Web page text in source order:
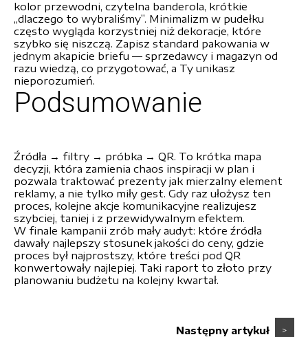
kolor przewodni, czytelna banderola, krótkie
„dlaczego to wybraliśmy”. Minimalizm w pudełku
często wygląda korzystniej niż dekoracje, które
szybko się niszczą. Zapisz standard pakowania w
jednym akapicie briefu — sprzedawcy i magazyn od
razu wiedzą, co przygotować, a Ty unikasz
nieporozumień.
Podsumowanie
Źródła → filtry → próbka → QR. To krótka mapa
decyzji, która zamienia chaos inspiracji w plan i
pozwala traktować prezenty jak mierzalny element
reklamy, a nie tylko miły gest. Gdy raz ułożysz ten
proces, kolejne akcje komunikacyjne realizujesz
szybciej, taniej i z przewidywalnym efektem.
W finale kampanii zrób mały audyt: które źródła
dawały najlepszy stosunek jakości do ceny, gdzie
proces był najprostszy, które treści pod QR
konwertowały najlepiej. Taki raport to złoto przy
planowaniu budżetu na kolejny kwartał.
Następny artykuł >